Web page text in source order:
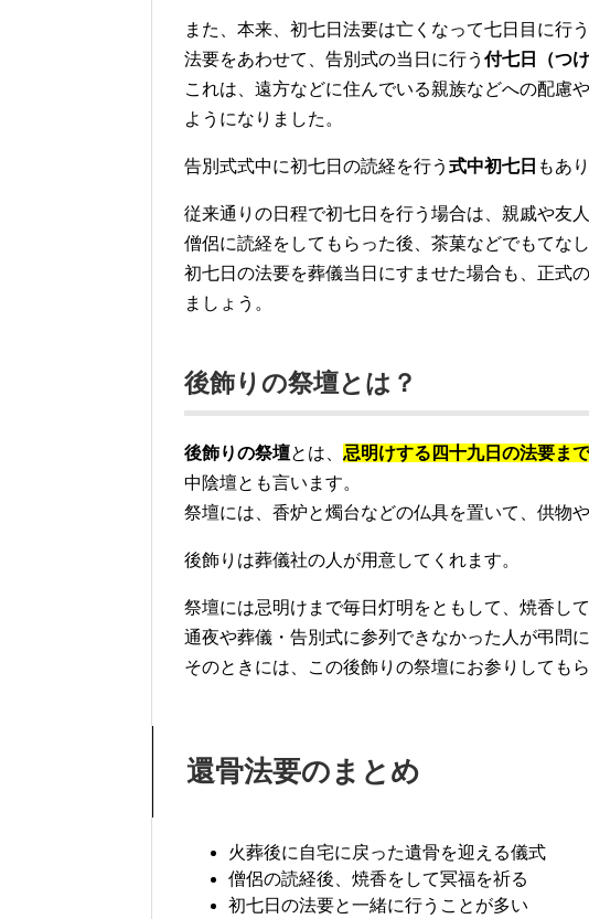
また、本来、初七日法要は亡くなって七日目に行
法要をあわせて、告別式の当日に行う 付七日（つけ
これは、遠方などに住んでいる親族などへの配慮
ようになりました。
告別式式中に初七日の読経を行う 式中初七日 もあ
従来通りの日程で初七日を行う場合は、親戚や友
僧侶に読経をしてもらった後、茶菓などでもてなし
初七日の法要を葬儀当日にすませた場合も、正式
ましょう。
後飾りの祭壇とは？
後飾りの祭壇とは、 忌明けする四十九日の法要ま
中陰壇とも言います。
祭壇には、香炉と燭台などの仏具を置いて、供物
後飾りは葬儀社の人が用意してくれます。
祭壇には忌明けまで毎日灯明をともして、焼香し
通夜や葬儀・告別式に参列できなかった人が弔問
そのときには、この後飾りの祭壇にお参りしても
還骨法要のまとめ
火葬後に自宅に戻った遺骨を迎える儀式
僧侶の読経後、焼香をして冥福を祈る
初七日の法要と一緒に行うことが多い